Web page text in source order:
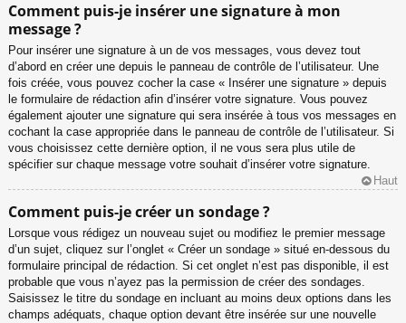
Comment puis-je insérer une signature à mon
message ?
Pour insérer une signature à un de vos messages, vous devez tout
d’abord en créer une depuis le panneau de contrôle de l’utilisateur. Une
fois créée, vous pouvez cocher la case « Insérer une signature » depuis
le formulaire de rédaction afin d’insérer votre signature. Vous pouvez
également ajouter une signature qui sera insérée à tous vos messages en
cochant la case appropriée dans le panneau de contrôle de l’utilisateur. Si
vous choisissez cette dernière option, il ne vous sera plus utile de
spécifier sur chaque message votre souhait d’insérer votre signature.
Haut
Comment puis-je créer un sondage ?
Lorsque vous rédigez un nouveau sujet ou modifiez le premier message
d’un sujet, cliquez sur l’onglet « Créer un sondage » situé en-dessous du
formulaire principal de rédaction. Si cet onglet n’est pas disponible, il est
probable que vous n’ayez pas la permission de créer des sondages.
Saisissez le titre du sondage en incluant au moins deux options dans les
champs adéquats, chaque option devant être insérée sur une nouvelle